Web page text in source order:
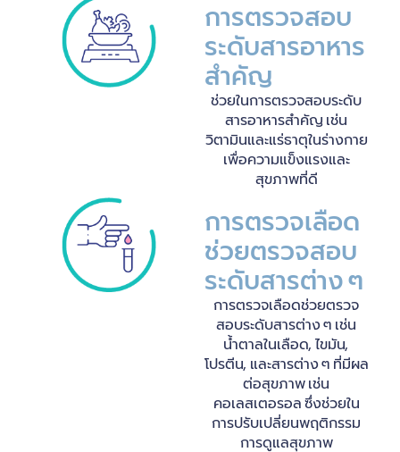
การตรวจสอบ
ระดับสารอาหาร
สำคัญ
ช่วยในการตรวจสอบระดับ
สารอาหารสำคัญ เช่น
วิตามินและแร่ธาตุในร่างกาย
เพื่อความแข็งแรงและ
สุขภาพที่ดี
การตรวจเลือด
ช่วยตรวจสอบ
ระดับสารต่าง ๆ
การตรวจเลือดช่วยตรวจ
สอบระดับสารต่าง ๆ เช่น
น้ำตาลในเลือด, ไขมัน,
โปรตีน, และสารต่าง ๆ ที่มีผล
ต่อสุขภาพ เช่น
คอเลสเตอรอล ซึ่งช่วยใน
การปรับเปลี่ยนพฤติกรรม
การดูแลสุขภาพ